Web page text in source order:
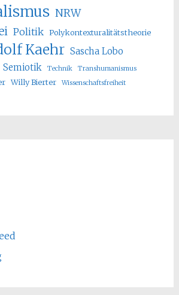
NRW
Politik Polykontexturalitätstheorie
Kaehr Sascha Lobo
Semiotik Technik
Transhumanismus
Willy Bierter Wissenschaftsfreiheit